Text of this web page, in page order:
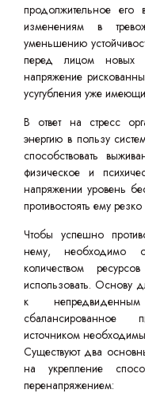
продолжительное его
изменениям в
уменьшению
перед лицом новых
напряжение
усугубления уже
В ответ на стресс
энергию в пользу
способствовать
физическое и
напряжении уровень
противостоять ему
Чтобы успешно
нему, необходимо
количеством
использовать. Основу
к непредвиденным
сбалансированное
источником
Существуют два
на укрепление
перенапряжением: